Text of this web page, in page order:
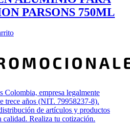
PARSONS 750ML
Colombia, empresa legalmente
trece años (NIT. 79958237-8).
de artículos y productos
calidad. Realiza tu cotización.